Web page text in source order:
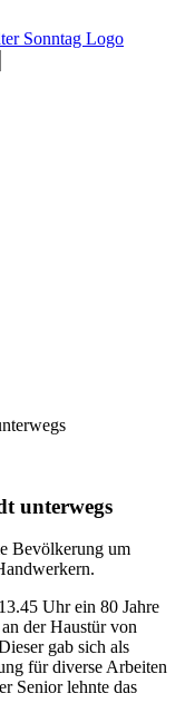
unterwegs
Bevölkerung um
Uhr ein 80 Jahre
der Haustür von
gab sich als
für diverse Arbeiten
Senior lehnte das